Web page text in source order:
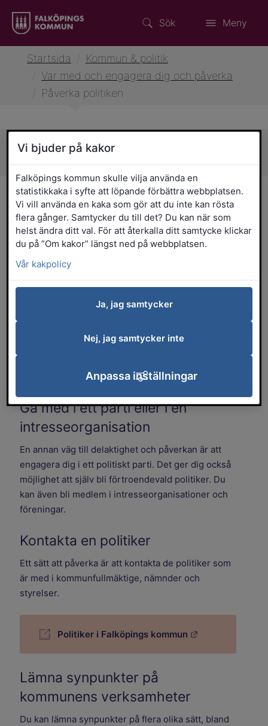
Sök Meny
Startsida
Kommun & politik
Var med och engagera dig och påverka
Påverka politiken
Sidans innehåll
Påverka politiken
I en demokrati utgår den offentliga
makten från folket. Vi har alla ett
gemensamt ansvar för samhället vi lever
politiken.
Var fjärde år kan du vara med och välja de politiker
samma dag som val till riksdagen och landstinget.
Gå med i ett parti eller i en
intresseorganisation
En annan väg till delaktighet och påverkan är att
engagera dig i ett politiskt parti. Det ger dig också
möjlighet att själv bli förtroendevald politiker. Du
kan även bli medlem i intresseorganisationer och
föreningar.
Kontakta en politiker
Ett sätt att påverka är att kontakta de politiker som
är med i kommunfullmäktige, nämnder och
styrelser.
Politiker i Falköpings kommun
Lämna synpunkter på
kommunens verksamheter
Du kan lämna synpunkter på flera olika sätt, bland
Vi bjuder på kakor
Falköpings kommun skulle vilja använda en
statistikkaka i syfte att löpande förbättra webbplatsen.
Vi vill använda en kaka som gör att du inte kan rösta
flera gånger. Samtycker du till det? Du kan när som
helst ändra ditt val. För att återkalla ditt samtycke klickar
du på ”Om kakor” längst ned på webbplatsen.
Vår kakpolicy
Ja, jag samtycker
Nej, jag samtycker inte
Anpassa inställningar